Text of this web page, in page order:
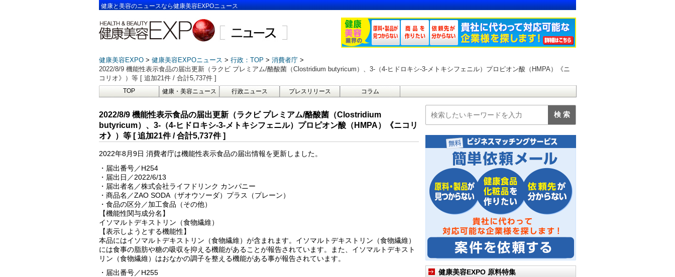
健康と美容のニュースなら健康美容EXPOニュース
健康美容EXPO 健康美容EXPOニュース 行政：TOP
消費者庁
2022/8/9 機能性表示食品の届出更新（ラクビ プレミアム/酪酸菌（Clostridium butyricum）、3-（4-ヒドロキシ-3-メトキシフェニル）プロピオン酸（HMPA）《ニ
コリオ》）等 [ 追加21件 / 合計5,737件 ]
TOP 健康・美容ニュース 行政ニュース プレスリリース コラム
2022/8/9 機能性表示食品の届出更新（ラクビ プレミアム/酪酸菌（Clostridium
butyricum）、3-（4-ヒドロキシ-3-メトキシフェニル）プロピオン酸（HMPA）《ニコリ
オ》）等 [ 追加21件 / 合計5,737件 ]
2022年8月9日 消費者庁は機能性表示食品の届出情報を更新しました。
・届出番号／H254
・届出日／2022/6/13
・届出者名／株式会社ライフドリンク カンパニー
・商品名／ZAO SODA（ザオウソーダ）プラス（プレーン）
・食品の区分／加工食品（その他）
【機能性関与成分名】
イソマルトデキストリン（食物繊維）
【表示しようとする機能性】
本品にはイソマルトデキストリン（食物繊維）が含まれます。イソマルトデキストリン（食物繊維）
には食事の脂肪や糖の吸収を抑える機能があることが報告されています。また、イソマルトデキスト
リン（食物繊維）はおなかの調子を整える機能がある事が報告されています。
・届出番号／H255
健康美容EXPO 原料特集